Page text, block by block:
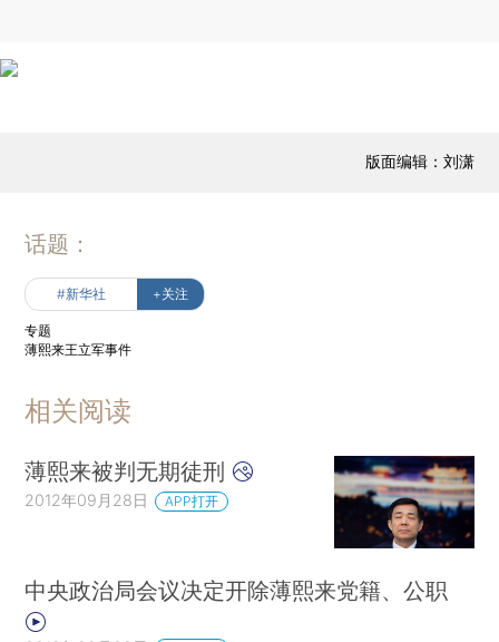
版面编辑：刘潇
话题：
#新华社 +关注
专题
薄熙来王立军事件
相关阅读
薄熙来被判无期徒刑
2012年09月28日 APP打开
中央政治局会议决定开除薄熙来党籍、公职